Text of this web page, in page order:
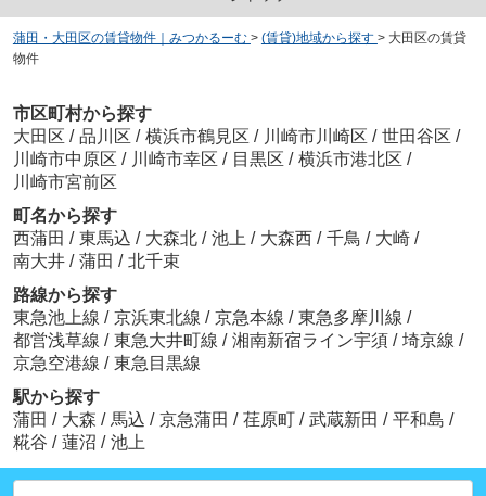
蒲田・大田区の賃貸物件｜みつかるーむ > (賃貸)地域から探す > 大田区の賃貸
物件
市区町村から探す
大田区 / 品川区 / 横浜市鶴見区 / 川崎市川崎区 / 世田谷区 /
川崎市中原区 / 川崎市幸区 / 目黒区 / 横浜市港北区 /
川崎市宮前区
町名から探す
西蒲田 / 東馬込 / 大森北 / 池上 / 大森西 / 千鳥 / 大崎 /
南大井 / 蒲田 / 北千束
路線から探す
東急池上線 / 京浜東北線 / 京急本線 / 東急多摩川線 /
都営浅草線 / 東急大井町線 / 湘南新宿ライン宇須 / 埼京線 /
京急空港線 / 東急目黒線
駅から探す
蒲田 / 大森 / 馬込 / 京急蒲田 / 荏原町 / 武蔵新田 / 平和島 /
糀谷 / 蓮沼 / 池上